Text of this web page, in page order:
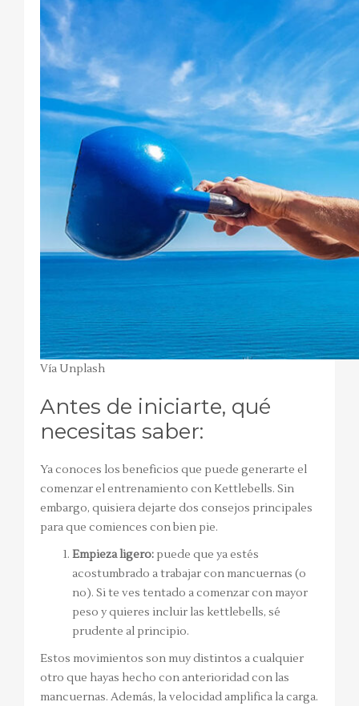
Vía Unplash
Antes de iniciarte, qué
necesitas saber:
Ya conoces los beneficios que puede generarte el
comenzar el entrenamiento con Kettlebells. Sin
embargo, quisiera dejarte dos consejos principales
para que comiences con bien pie.
Empieza ligero: puede que ya estés
acostumbrado a trabajar con mancuernas (o
no). Si te ves tentado a comenzar con mayor
peso y quieres incluir las kettlebells, sé
prudente al principio.
Estos movimientos son muy distintos a cualquier
otro que hayas hecho con anterioridad con las
mancuernas. Además, la velocidad amplifica la carga.